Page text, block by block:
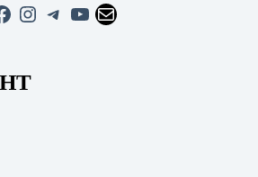
Instagram
Telegram
YouTube
Mail